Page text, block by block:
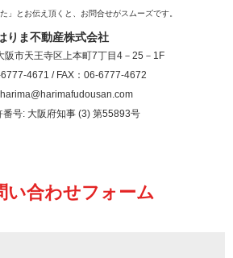
」とお伝え頂くと、お問合せがスムーズです。
りま不動産株式会社
阪市天王寺区上本町7丁目4－25－1F
4671 / FAX：06-6777-4672
番号: 大阪府知事 (3) 第55893号
い合わせフォーム